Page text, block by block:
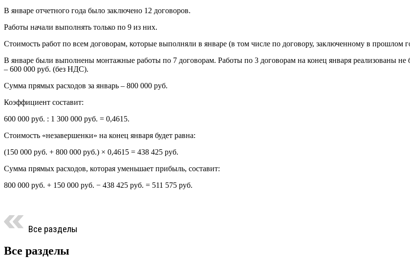
В январе отчетного года было заключено 12 договоров.
Работы начали выполнять только по 9 из них.
Стоимость работ по всем договорам, которые выполняли в январе (в том числе по договору, заключенному в прошлом
В январе были выполнены монтажные работы по 7 договорам. Работы по 3 договорам на конец января реализованы
– 600 000 руб. (без НДС).
Сумма прямых расходов за январь – 800 000 руб.
Коэффициент составит:
600 000 руб. : 1 300 000 руб. = 0,4615.
Стоимость «незавершенки» на конец января будет равна:
(150 000 руб. + 800 000 руб.) × 0,4615 = 438 425 руб.
Сумма прямых расходов, которая уменьшает прибыль, составит:
800 000 руб. + 150 000 руб. − 438 425 руб. = 511 575 руб.
Все разделы
Все разделы